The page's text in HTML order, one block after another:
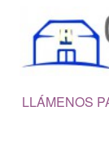
LLÁMENOS